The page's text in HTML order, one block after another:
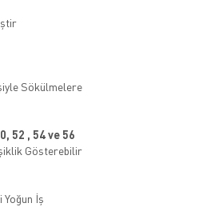
Sökülmelere
52 , 54 ve 56
Gösterebilir
Yoğun İş